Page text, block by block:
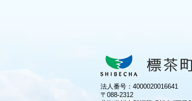
法人番号：4000020016641
〒088-2312